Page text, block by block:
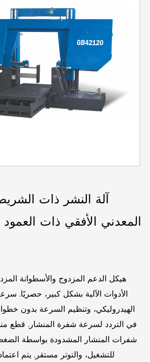
المعدني الأفقي ذات العمود
هيكل الدعم المزدوج والأسطوانة
الأدوات الآلية بشكل كبير، حصريًا.
الهيدروليكي، وتنظيم السرعة بدون
في التردد لسرعة شفرة المنشار. قطع
شفرات المنشار المشدودة بواسطة الضغط
للتشغيل، والتوتر مستقر. يتم